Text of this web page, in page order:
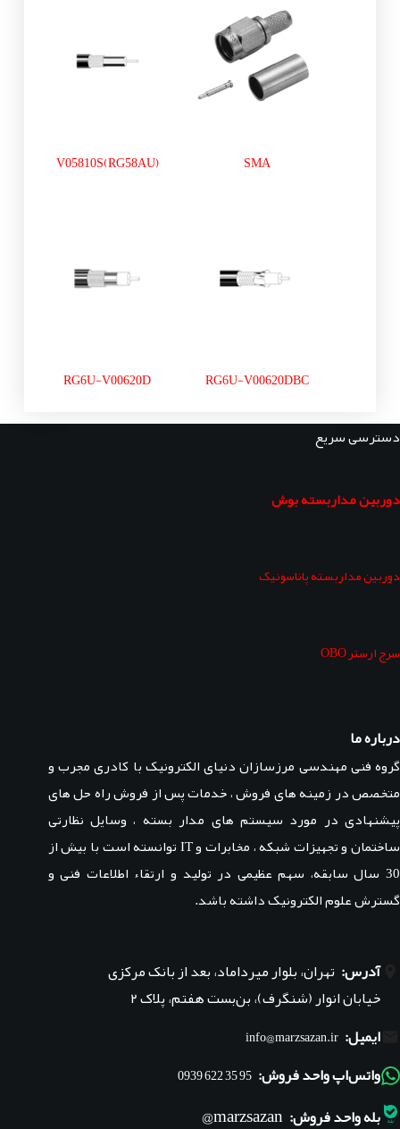
SMA
V05810S(RG58AU)
RG6U-V00620DBC
RG6U-V00620D
دسترسی سریع
دوربین مداربسته بوش
دوربین مداربسته پاناسونیک
سرج ارستر OBO
درباره ما
گروه فنی مهندسی مرزسازان دنیای الکترونیک با کادری مجرب و
متخصص در زمینه های فروش ، خدمات پس از فروش راه حل های
پیشنهادی در مورد سیستم های مدار بسته ، وسایل نظارتی
ساختمان و تجهیزات شبکه ، مخابرات و IT توانسته است با بیش از
30 سال سابقه، سهم عظیمی در تولید و ارتقاء اطلاعات فنی و
گسترش علوم الکترونیک داشته باشد.
آدرس: تهران، بلوار میرداماد، بعد از بانک مرکزی
خیابان انوار (شنگرف)، بن‌بست هفتم، پلاک ۲
ایمیل: info@marzsazan.ir
واتس‌اپ واحد فروش: 95 35 622 0939
بله واحد فروش: marzsazan@